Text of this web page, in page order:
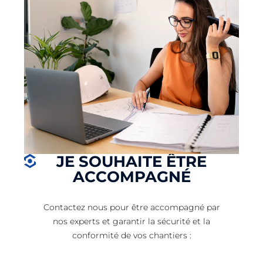
JE SOUHAITE ÊTRE
ACCOMPAGNÉ
Contactez nous pour être accompagné par
nos experts et garantir la sécurité et la
conformité de vos chantiers :